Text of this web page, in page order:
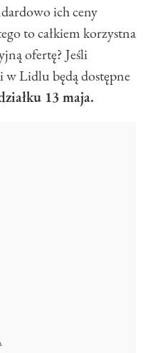
ich ceny
to całkiem korzystna
ofertę? Jeśli
w Lidlu będą dostępne
13 maja.